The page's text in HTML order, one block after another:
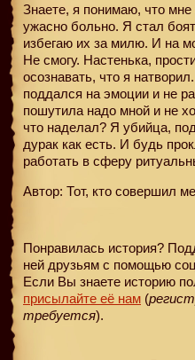
Знаете, я понимаю, что
ужасно больно. Я стал
избегаю их за милю. И на
Не смогу. Настенька,
осознавать, что я
поддался на эмоции и не
пошутила надо мной и не
что наделал? Я убийца,
дурак как есть. И будь
работать в сферу
Автор: Тот, кто совершил
Понравилась история?
ней друзьям с помощью
Если Вы знаете историю
присылайте её нам (
требуется).